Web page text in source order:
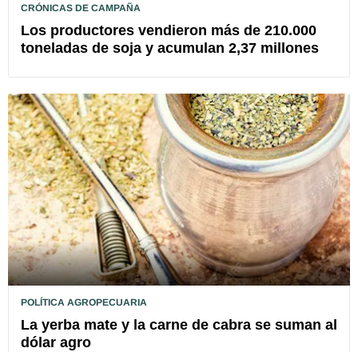
CRÓNICAS DE CAMPAÑA
Los productores vendieron más de 210.000
toneladas de soja y acumulan 2,37 millones
POLÍTICA AGROPECUARIA
La yerba mate y la carne de cabra se suman al
dólar agro